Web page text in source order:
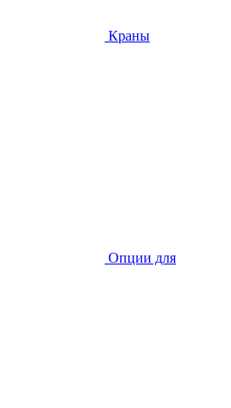
Краны
Опции для